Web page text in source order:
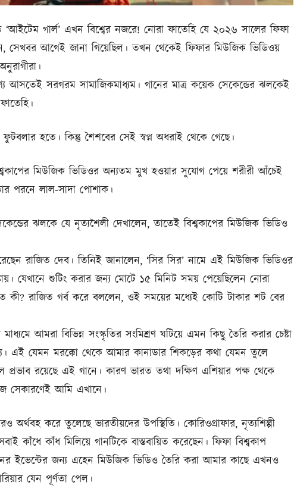
গার্ল’ এখন বিশ্বের নজরে! নোরা ফাতেহি যে ২০২৬ সালের ফিফা
সেখবর আগেই জানা গিয়েছিল। তখন থেকেই ফিফার মিউজিক ভিডিওয়
আসতেই সরগরম সামাজিকমাধ্যম। গানের মাত্র কয়েক সেকেন্ডের ঝলকেই
ফুটবলার হতে। কিন্তু শৈশবের সেই স্বপ্ন অধরাই থেকে গেছে।
মিউজিক ভিডিওর অন্যতম মুখ হওয়ার সুযোগ পেয়ে শরীরী আঁচেই
পরনে লাল-সাদা পোশাক।
ঝলকে যে নৃত্যশৈলী দেখালেন, তাতেই বিশ্বকাপের মিউজিক ভিডিও
রাজিত দেব। তিনিই জানালেন, ‘সির সির’ নামে এই মিউজিক ভিডিওর
যেখানে শুটিং করার জন্য মোটে ১৫ মিনিট সময় পেয়েছিলেন নোরা
কী? রাজিত গর্ব করে বললেন, ওই সময়ের মধ্যেই কোটি টাকার শট বের
আমরা বিভিন্ন সংস্কৃতির সংমিশ্রণ ঘটিয়ে এমন কিছু তৈরি করার চেষ্টা
এই যেমন মরক্কো থেকে আমার কানাডার শিকড়ের কথা যেমন তুলে
প্রভাব রয়েছে এই গানে। কারণ ভারত তথা দক্ষিণ এশিয়ার পক্ষ থেকে
সেকারণেই আমি এখানে।
করে তুলেছে ভারতীয়দের উপস্থিতি। কোরিওগ্রাফার, নৃত্যশিল্পী
কাঁধে কাঁধ মিলিয়ে গানটিকে বাস্তবায়িত করেছেন। ফিফা বিশ্বকাপ
ইভেন্টের জন্য এহেন মিউজিক ভিডিও তৈরি করা আমার কাছে এখনও
যেন পূর্ণতা পেল।